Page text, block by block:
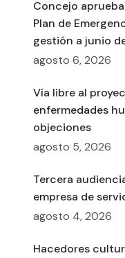
Concejo
Plan de
gestión a junio
agosto 6, 2026
Vía libre al
enfermedades
objeciones
agosto 5, 2026
Tercera
empresa de
agosto 4, 2026
Hacedores